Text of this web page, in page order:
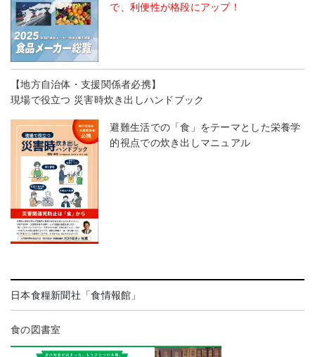
で、利便性が格段にアップ！
【地方自治体・支援関係者必携】
現場で役立つ 災害時炊き出しハンドブック
避難生活での「食」をテーマとした栄養学
的視点での炊き出しマニュアル
日本食糧新聞社「食情報館」
食の図書室